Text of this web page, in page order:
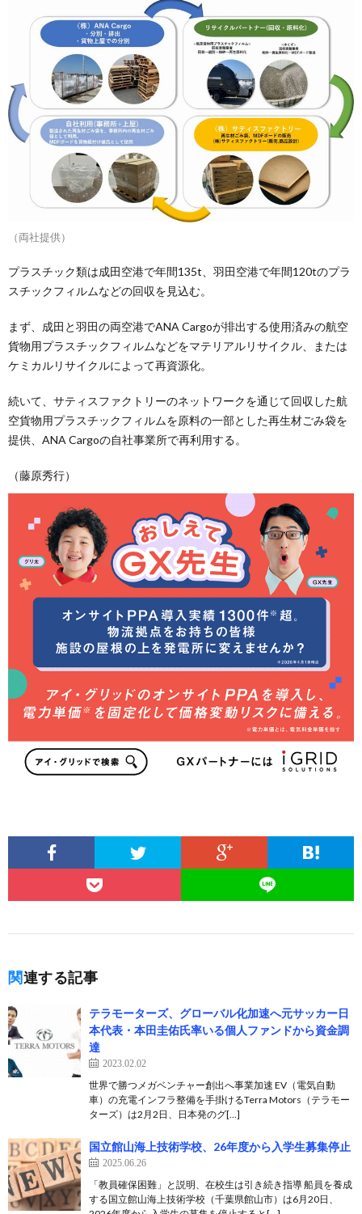
（両社提供）
プラスチック類は成田空港で年間135t、羽田空港で年間120tのプラ
スチックフィルムなどの回収を見込む。
まず、成田と羽田の両空港でANA Cargoが排出する使用済みの航空
貨物用プラスチックフィルムなどをマテリアルリサイクル、または
ケミカルリサイクルによって再資源化。
続いて、サティスファクトリーのネットワークを通じて回収した航
空貨物用プラスチックフィルムを原料の一部とした再生材ごみ袋を
提供、ANA Cargoの自社事業所で再利用する。
（藤原秀行）
関連する記事
テラモーターズ、グローバル化加速へ元サッカー日
本代表・本田圭佑氏率いる個人ファンドから資金調
達
2023.02.02
世界で勝つメガベンチャー創出へ事業加速 EV（電気自動
車）の充電インフラ整備を手掛けるTerra Motors（テラモー
ターズ）は2月2日、日本発のグ[…]
国立館山海上技術学校、26年度から入学生募集停止
2025.06.26
「教員確保困難」と説明、在校生は引き続き指導 船員を養成
する国立館山海上技術学校（千葉県館山市）は6月20日、